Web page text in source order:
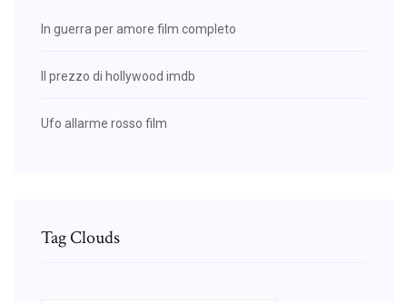
In guerra per amore film completo
Il prezzo di hollywood imdb
Ufo allarme rosso film
Tag Clouds